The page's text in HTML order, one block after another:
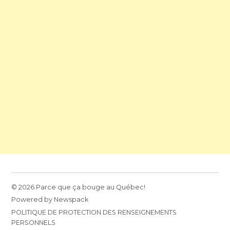
© 2026 Parce que ça bouge au Québec!
Powered by Newspack
POLITIQUE DE PROTECTION DES RENSEIGNEMENTS
PERSONNELS